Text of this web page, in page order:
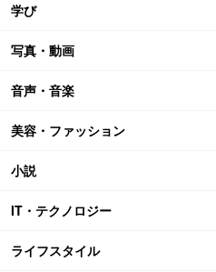
学び
写真・動画
音声・音楽
美容・ファッション
小説
IT・テクノロジー
ライフスタイル